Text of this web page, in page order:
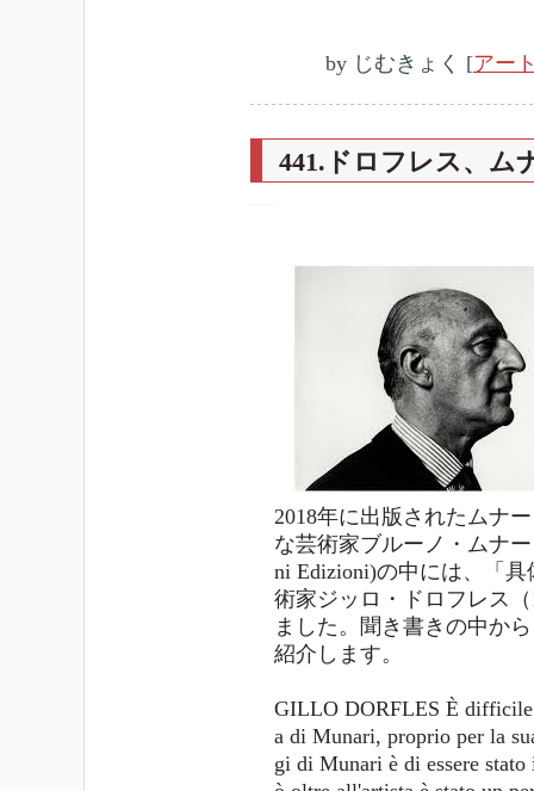
by じむきょく [アー
441.ドロフレス、ム
2018年に出版されたムナ
な芸術家ブルーノ・ムナ
ni Edizioni)の中には、「
術家ジッロ・ドロフレス
ました。聞き書きの中か
紹介します。
GILLO DORFLES È difficile
a di Munari, proprio per la
gi di Munari è di essere